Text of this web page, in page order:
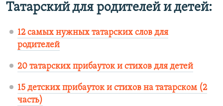
Татарский для родителей и детей:
12 самых нужных татарских слов для
родителей
20 татарских прибауток и стихов для детей
15 детских прибауток и стихов на татарском (2
часть)